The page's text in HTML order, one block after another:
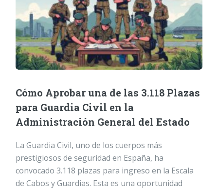
Cómo Aprobar una de las 3.118 Plazas
para Guardia Civil en la
Administración General del Estado
La Guardia Civil, uno de los cuerpos más
prestigiosos de seguridad en España, ha
convocado 3.118 plazas para ingreso en la Escala
de Cabos y Guardias. Esta es una oportunidad